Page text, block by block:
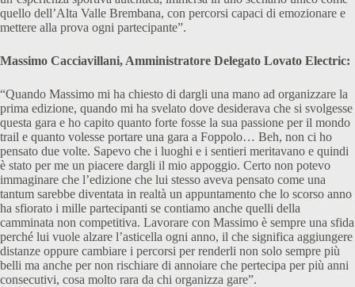
quello dell’Alta Valle Brembana, con percorsi capaci di emozionare e
mettere alla prova ogni partecipante”.
Massimo Cacciavillani, Amministratore Delegato Lovato Electric:
“Quando Massimo mi ha chiesto di dargli una mano ad organizzare la
prima edizione, quando mi ha svelato dove desiderava che si svolgesse
questa gara e ho capito quanto forte fosse la sua passione per il mondo
trail e quanto volesse portare una gara a Foppolo… Beh, non ci ho
pensato due volte. Sapevo che i luoghi e i sentieri meritavano e quindi
è stato per me un piacere dargli il mio appoggio. Certo non potevo
immaginare che l’edizione che lui stesso aveva pensato come una
tantum sarebbe diventata in realtà un appuntamento che lo scorso anno
ha sfiorato i mille partecipanti se contiamo anche quelli della
camminata non competitiva. Lavorare con Massimo è sempre una sfida
perché lui vuole alzare l’asticella ogni anno, il che significa aggiungere
distanze oppure cambiare i percorsi per renderli non solo sempre più
belli ma anche per non rischiare di annoiare che pertecipa per più anni
consecutivi, cosa molto rara da chi organizza gare”.